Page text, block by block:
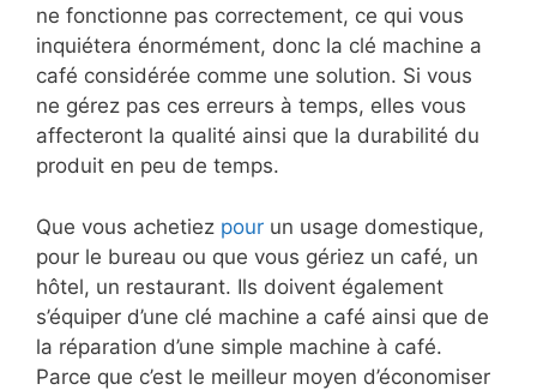
ne fonctionne pas correctement, ce qui vous
inquiétera énormément, donc la clé machine a
café considérée comme une solution. Si vous
ne gérez pas ces erreurs à temps, elles vous
affecteront la qualité ainsi que la durabilité du
produit en peu de temps.
Que vous achetiez pour un usage domestique,
pour le bureau ou que vous gériez un café, un
hôtel, un restaurant. Ils doivent également
s’équiper d’une clé machine a café ainsi que de
la réparation d’une simple machine à café.
Parce que c’est le meilleur moyen d’économiser